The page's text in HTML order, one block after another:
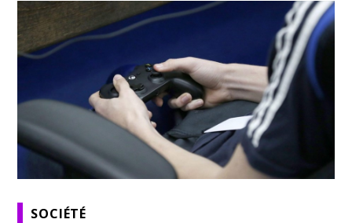
SOCIÉTÉ